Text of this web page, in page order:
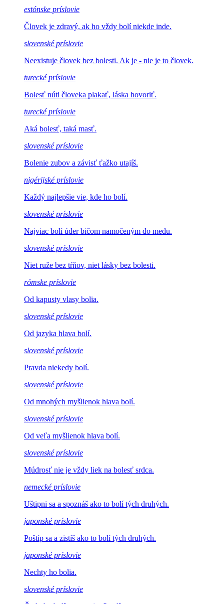
estónske príslovie
Človek je zdravý, ak ho vždy bolí niekde inde.
slovenské príslovie
Neexistuje človek bez bolesti. Ak je - nie je to človek.
turecké príslovie
Bolesť núti človeka plakať, láska hovoriť.
turecké príslovie
Aká bolesť, taká masť.
slovenské príslovie
Bolenie zubov a závisť ťažko utajíš.
nigérijské príslovie
Každý najlepšie vie, kde ho bolí.
slovenské príslovie
Najviac bolí úderbičom namočeným do medu.
slovenské príslovie
Niet ruže bez tŕňov, niet lásky bez bolesti.
rómske príslovie
Od kapusty vlasy bolia.
slovenské príslovie
Od jazyka hlava bolí.
slovenské príslovie
Pravda niekedy bolí.
slovenské príslovie
Od mnohých myšlienok hlava bolí.
slovenské príslovie
Od veľa myšlienok hlava bolí.
slovenské príslovie
Múdrosť nie je vždy liek na bolesť srdca.
nemecké príslovie
Uštipni sa a spoznáš ako to bolí tých druhých.
japonské príslovie
Poštíp sa a zistíš ako to bolí tých druhých.
japonské príslovie
Nechty ho bolia.
slovenské príslovie